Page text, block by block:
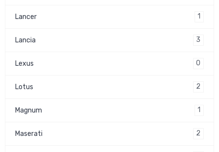
Lancer 1
Lancia 3
Lexus 0
Lotus 2
Magnum 1
Maserati 2